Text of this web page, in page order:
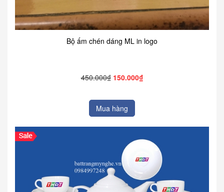
Bộ ấm chén dáng ML in logo
450.000₫ 150.000₫
Mua hàng